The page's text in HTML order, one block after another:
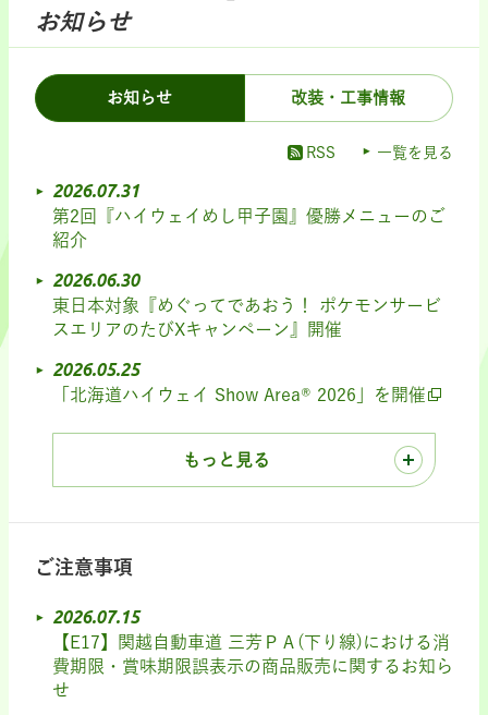
お知らせ
お知らせ 改装・工事情報
RSS 一覧を見る
2026.07.31
第2回『ハイウェイめし甲子園』優勝メニューのご
紹介
2026.06.30
東日本対象『めぐってであおう！ ポケモンサービ
スエリアのたびXキャンペーン』開催
2026.05.25
「北海道ハイウェイ Show Area® 2026」を開催
もっと見る
ご注意事項
2026.07.15
【E17】関越自動車道 三芳ＰＡ(下り線)における消
費期限・賞味期限誤表示の商品販売に関するお知ら
せ